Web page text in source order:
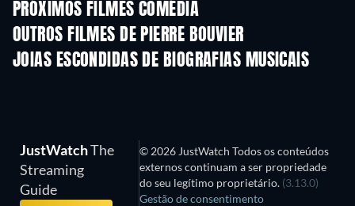
PRÓXIMOS FILMES COMÉDIA
OUTROS FILMES DE PIERRE BOUVIER
JOIAS ESCONDIDAS DE BIOGRAFIAS MUSICAIS
JustWatchThe
Streaming
Guide
© 2026 JustWatch Todos os conteúdos
externos continuam a ser propriedade
do seu legítimo proprietário. (3.13.0)
Gestão de consentimento